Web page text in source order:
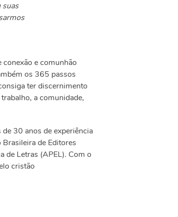
suas
e comunhão
os 365 passos
ter discernimento
a comunidade,
30 anos de experiência
de Editores
de Letras (APEL). Com o
cristão